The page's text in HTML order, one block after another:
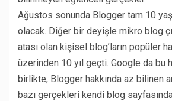
Ağustos sonunda Blogger tam 10
olacak. Diğer bir deyişle mikro blog
atası olan kişisel blog’ların popüler
üzerinden 10 yıl geçti. Google da bu
birlikte, Blogger hakkında az bilinen
bazı gerçekleri kendi blog